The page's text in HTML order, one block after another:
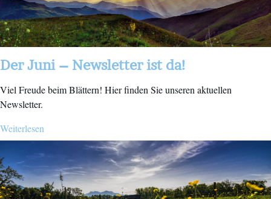
Der Juni – Newsletter ist da!
Viel Freude beim Blättern! Hier finden Sie unseren aktuellen
Newsletter.
Weiterlesen